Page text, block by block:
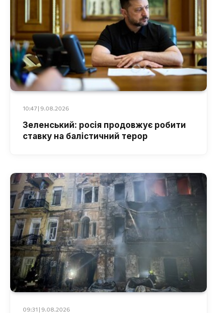
10:47 | 9.08.2026
Зеленський: росія продовжує робити
ставку на балістичний терор
09:31 | 9.08.2026